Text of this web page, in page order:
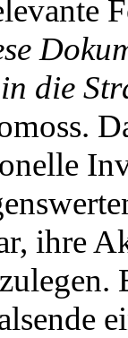
die
ihre